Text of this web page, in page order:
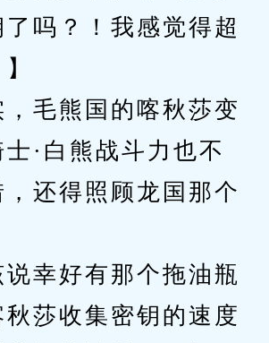
吗？！我感觉得超
熊国的喀秋莎变
·白熊战斗力也不
还得照顾龙国那个
好有那个拖油瓶
莎收集密钥的速度